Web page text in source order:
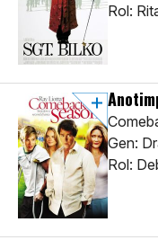
Rol:
Gen:
Rol: